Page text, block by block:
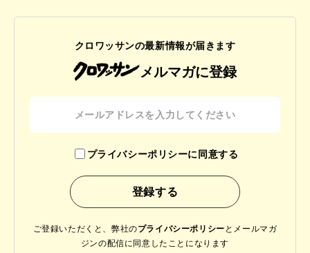
クロワッサンの最新情報が届きます
メルマガに登録
プライバシーポリシーに同意する
ご登録いただくと、弊社のプライバシーポリシー と メールマガ
ジンの配信に同意したことになります